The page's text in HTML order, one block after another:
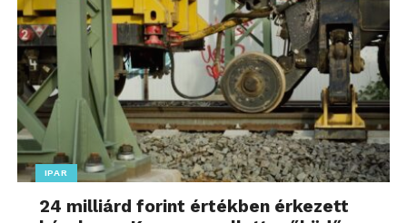
IPAR
24 milliárd forint értékben érkezett